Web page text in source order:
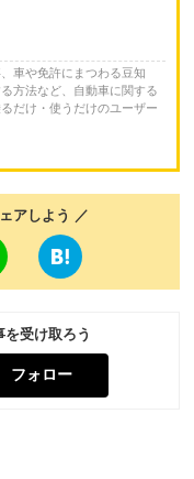
車や免許にまつわる豆知
方法など、自動車に関する
だけ・使うだけのユーザー
アしよう ／
受け取ろう
フォロー